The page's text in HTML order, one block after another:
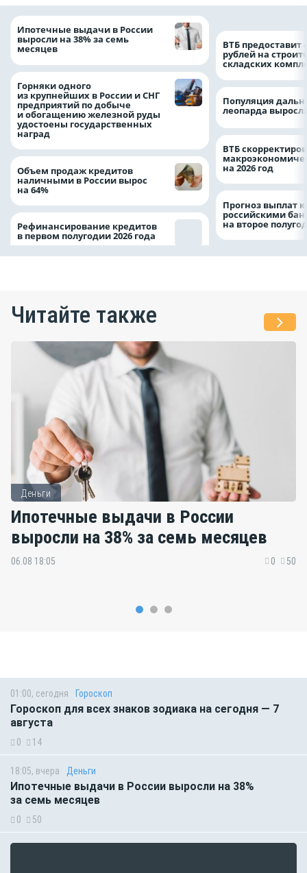
Ипотечные выдачи в России
выросли на 38% за семь
месяцев
Горняки одного
из крупнейших в России и СНГ
предприятий по добыче
и обогащению железной руды
удостоены государственных
наград
Объем продаж кредитов
наличными в России вырос
на 64%
Рефинансирование кредитов
в первом полугодии 2026 года
ВТБ предоставит
рублей на
складских
Популяция
леопарда
ВТБ
на 2026 год
Прогноз выплат
российскими
на второе
Читайте также
Деньги
Ипотечные выдачи в России
выросли на 38% за семь месяцев
06.08 18:05 0 50
01:00, сегодня Гороскоп
Гороскоп для всех знаков зодиака на сегодня — 7
августа
0 14
18:05, вчера Деньги
Ипотечные выдачи в России выросли на 38%
за семь месяцев
0 50